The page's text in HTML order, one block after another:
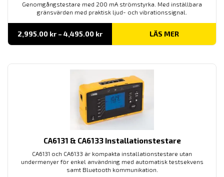
Genomgångstestare med 200 mA strömstyrka. Med inställbara
gränsvärden med praktisk ljud- och vibrationssignal.
2,995.00 kr – 4,495.00 krPrisintervall:
till
LÄS MER
CA6131 & CA6133 Installationstestare
CA6131 och CA6133 är kompakta installationstestare utan
undermenyer för enkel användning med automatisk testsekvens
samt Bluetooth kommunikation.